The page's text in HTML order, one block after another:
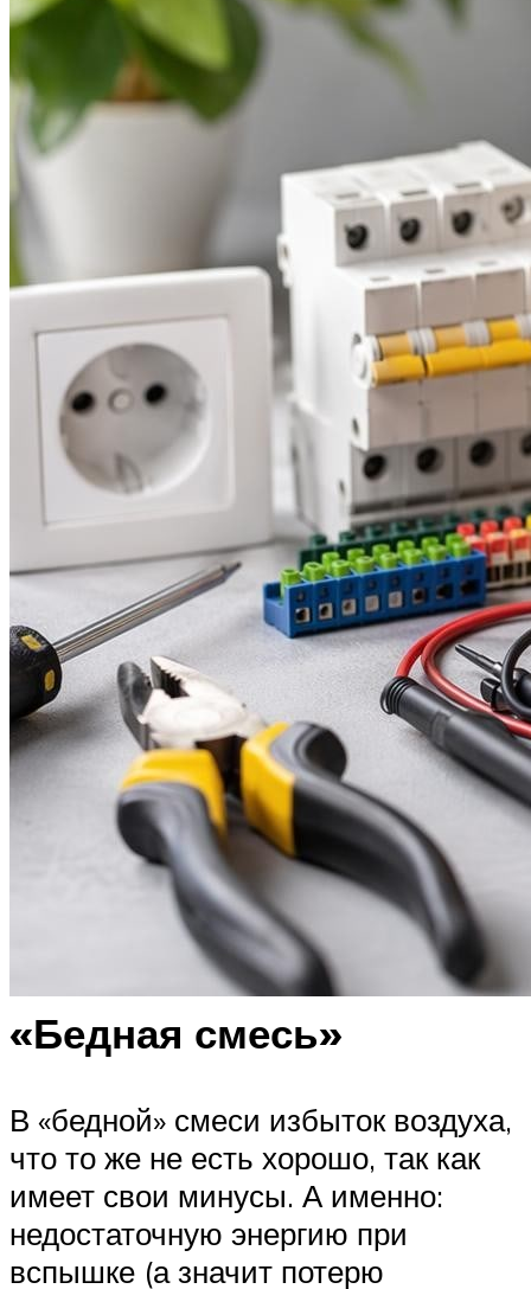
«Бедная смесь»
В «бедной» смеси избыток воздуха,
что то же не есть хорошо, так как
имеет свои минусы. А именно:
недостаточную энергию при
вспышке (а значит потерю